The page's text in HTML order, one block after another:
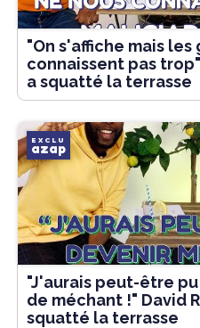
"On s'affiche mais les
connaissent pas
a squatté la terrasse
EXCLU
azap
"J'aurais peut-être
de méchant !" David
squatté la terrasse